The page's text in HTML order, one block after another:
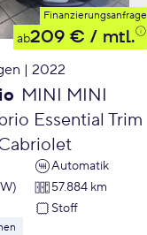
Finanzierungsanfrage
ab209 € / mtl.
| 2022
MINI MINI
Essential Trim
Automatik
57.884 km
Stoff